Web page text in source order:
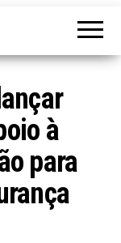
à
para